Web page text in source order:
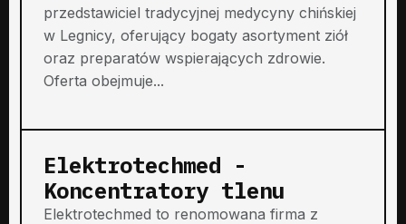
przedstawiciel tradycyjnej medycyny chińskiej
w Legnicy, oferujący bogaty asortyment ziół
oraz preparatów wspierających zdrowie.
Oferta obejmuje...
Elektrotechmed -
Koncentratory tlenu
Elektrotechmed to renomowana firma z